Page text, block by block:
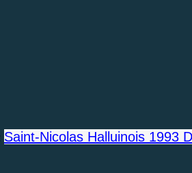
Saint-Nicolas Halluinois 1993